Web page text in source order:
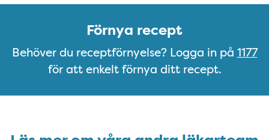
Förnya receptFörnya recept
Behöver du receptförnyelse? Logga in på 1177
för att enkelt förnya ditt recept.